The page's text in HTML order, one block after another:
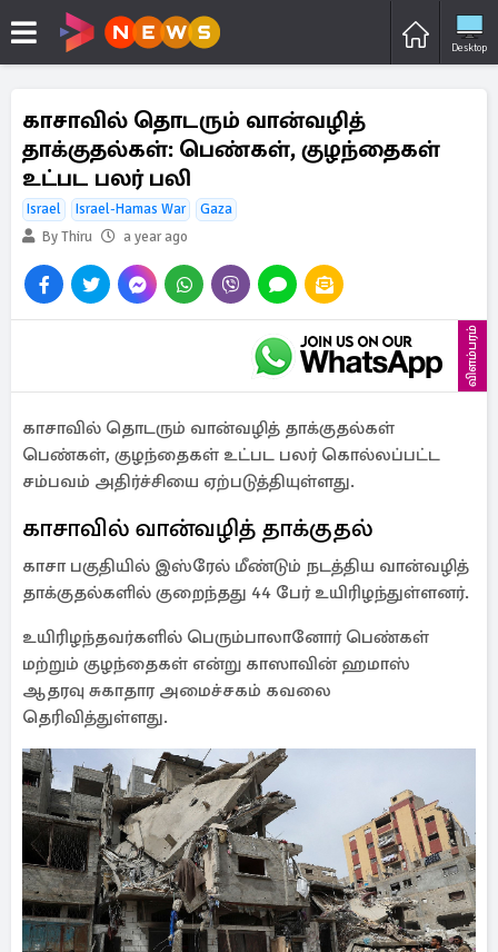
Desktop
காசாவில் தொடரும் வான்வழித்
தாக்குதல்கள்: பெண்கள், குழந்தைகள்
உட்பட பலர் பலி
Israel Israel-Hamas War
Gaza
By Thiru
a year ago
விளம்பரம்
காசாவில் தொடரும் வான்வழித் தாக்குதல்கள்
பெண்கள், குழந்தைகள் உட்பட பலர் கொல்லப்பட்ட
சம்பவம் அதிர்ச்சியை ஏற்படுத்தியுள்ளது.
காசாவில் வான்வழித் தாக்குதல்
காசா பகுதியில் இஸ்ரேல் மீண்டும் நடத்திய வான்வழித்
தாக்குதல்களில் குறைந்தது 44 பேர் உயிரிழந்துள்ளனர்.
உயிரிழந்தவர்களில் பெரும்பாலானோர் பெண்கள்
மற்றும் குழந்தைகள் என்று காஸாவின் ஹமாஸ்
ஆதரவு சுகாதார அமைச்சகம் கவலை
தெரிவித்துள்ளது.